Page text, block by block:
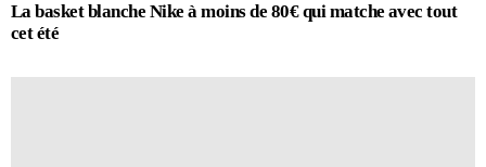
La basket blanche Nike à moins de 80€ qui matche avec tout
cet été